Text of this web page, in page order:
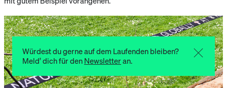
Würdest du gerne auf dem Laufenden bleiben?
Meld’ dich für den Newsletteran.